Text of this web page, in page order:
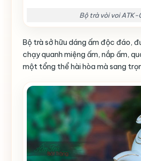
Bộ trà vòi voi ATK-
Bộ trà sở hữu dáng ấm độc đáo,
chạy quanh miệng ấm, nắp ấm,
một tổng thể hài hòa mà sang